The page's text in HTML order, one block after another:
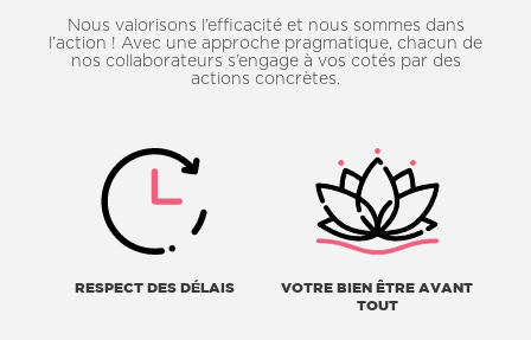
Nous valorisons l’efficacité et nous sommes dans
l’action ! Avec une approche pragmatique, chacun de
nos collaborateurs s’engage à vos cotés par des
actions concrètes.
RESPECT DES DÉLAIS
VOTRE BIEN ÊTRE AVANT
TOUT